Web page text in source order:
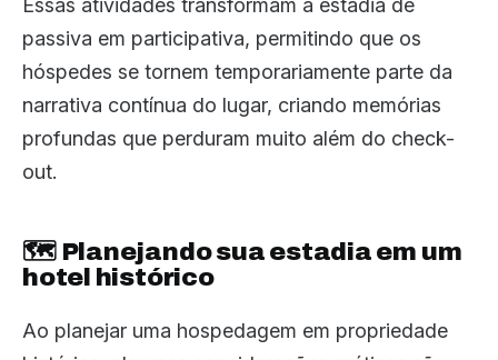
Essas atividades transformam a estadia de
passiva em participativa, permitindo que os
hóspedes se tornem temporariamente parte da
narrativa contínua do lugar, criando memórias
profundas que perduram muito além do check-
out.
🗺️ Planejando sua estadia em um
hotel histórico
Ao planejar uma hospedagem em propriedade